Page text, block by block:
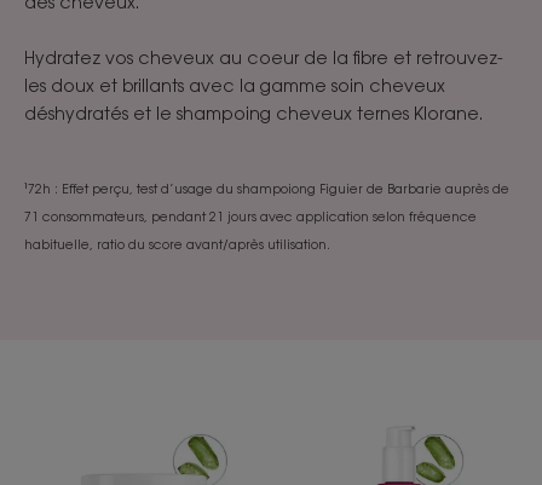
Hydratez vos cheveux au coeur de la fibre et retrouvez-
les doux et brillants avec la gamme soin cheveux
déshydratés et le shampoing cheveux ternes Klorane.
¹72h : Effet perçu, test d’usage du shampoiong Figuier de Barbarie auprès de
71 consommateurs, pendant 21 jours avec application selon fréquence
habituelle, ratio du score avant/après utilisation.
repulpant
désaltérant
avec